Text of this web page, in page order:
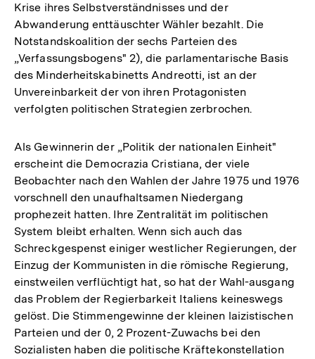
Krise ihres Selbstverständnisses und der
Abwanderung enttäuschter Wähler bezahlt. Die
Notstandskoalition der sechs Parteien des
„Verfassungsbogens" 2), die parlamentarische Basis
des Minderheitskabinetts Andreotti, ist an der
Unvereinbarkeit der von ihren Protagonisten
verfolgten politischen Strategien zerbrochen.
Als Gewinnerin der „Politik der nationalen Einheit"
erscheint die Democrazia Cristiana, der viele
Beobachter nach den Wahlen der Jahre 1975 und 1976
vorschnell den unaufhaltsamen Niedergang
prophezeit hatten. Ihre Zentralität im politischen
System bleibt erhalten. Wenn sich auch das
Schreckgespenst einiger westlicher Regierungen, der
Einzug der Kommunisten in die römische Regierung,
einstweilen verflüchtigt hat, so hat der Wahl-ausgang
das Problem der Regierbarkeit Italiens keineswegs
gelöst. Die Stimmengewinne der kleinen laizistischen
Parteien und der 0, 2 Prozent-Zuwachs bei den
Sozialisten haben die politische Kräftekonstellation